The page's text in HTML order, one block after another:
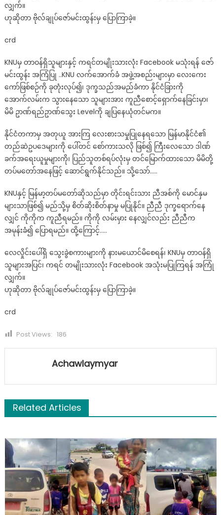
လျှက်။
ဟုဆိုတာ ဗိုလ်ချုပ်ဇော်မင်းထွန်းမှ ပြောကြာခဲ့။
crd
KNUမှ တာဝန်ရှိသူများနှင့် ကရင်တမျိုးသားလုံး Facebook မသုံးရန် ဇော်
မင်းထွန်း အကြံပြု ..KNU လက်အောက်ခံ အဖွဲ့အစည်းများမှာ လေးကေး
ကော်ဖြစ်စဉ်ကို ခုတုံးလုပ်၍၊ ဒုက္ခသည်အမည်ခံကာ နိုင်ငံခြားကို
အောက်လမ်းက သွားနေသော သူများအား ကူညီစောင့်ရှောက်နေခြင်းမှာ၊
မိမိ ဥာဏ်ရည်ဥာဏ်သွေး Levelကို ချပြနေယုံတင်မက။
နိုင်ငံတကာမှ အတုယူ အားကြ လေးစားသမှုပြုနေရသော မြန်မာနိုင်ငံ၏
တည်ဆဲဥပဒေများကို ပေါ်တင် စော်ကားသလို ဖြစ်၍ ကြီးလေသော ဒါဏ်
ခက်အရေးယူမှုများကို၊ ပြည်သူတစ်ရပ်လုံးမှ တင်မြောက်ထားသော မိမိတို့
တပ်မတော်အနေဖြင့် ဆောင်ရွက်နိုင်သည်။ သို့သော်…..
KNUနှင့် မြန်မာ့တပ်မတော်ဆိုသည်မှာ တိုင်းရင်းသား ညီအစ်ကို မောင်နှမ
များသာဖြစ်၍ မည်သို့မှ စိတ်ဆိုးစိတ်နာမှု မပြုနိုင်။ ညီညီ ဒုက္ခရောက်နေ
လျှင် ကိုကိုက ကူညီရမည်။ ကိုကို လမ်းမှား နေလျှင်လည်း ညီညီက
အမုန်းခံ၍ ပြောရမည်။ ထို့ကြောင့်…..
လေလှိုင်းပေါ်ရှိ သွေးခွဲစကားများကို နားမယောင်မိစေရန်၊ KNUမှ တာဝန်ရှိ
သူများအပြင်၊ ကရင် တမျိုးသားလုံး Facebook အသုံးမပြုကြရန် အကြုံ
လျှက်။
ဟုဆိုတာ ဗိုလ်ချုပ်ဇော်မင်းထွန်းမှ ပြောကြာခဲ့။
crd
Post Views: 186
Achawlaymyar
Related Articles